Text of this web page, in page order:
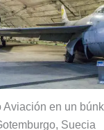
Aviación en un
Suecia